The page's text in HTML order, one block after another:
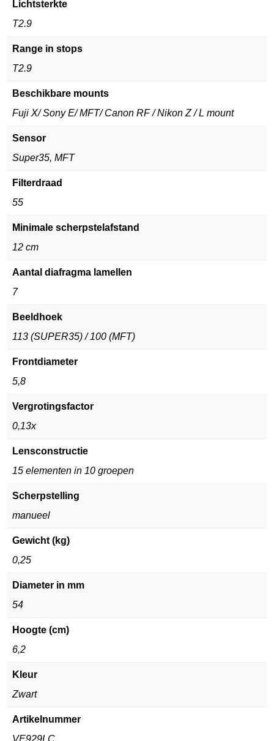
Lichtsterkte
T2.9
Range in stops
T2.9
Beschikbare mounts
Fuji X/ Sony E/ MFT/ Canon RF / Nikon Z / L mount
Sensor
Super35, MFT
Filterdraad
55
Minimale scherpstelafstand
12 cm
Aantal diafragma lamellen
7
Beeldhoek
113 (SUPER35) / 100 (MFT)
Frontdiameter
5,8
Vergrotingsfactor
0,13x
Lensconstructie
15 elementen in 10 groepen
Scherpstelling
manueel
Gewicht (kg)
0,25
Diameter in mm
54
Hoogte (cm)
6,2
Kleur
Zwart
Artikelnummer
VE929LC